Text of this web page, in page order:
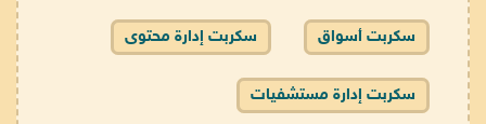
سكربت أسواق سكربت إدارة محتوى
سكربت إدارة مستشفيات